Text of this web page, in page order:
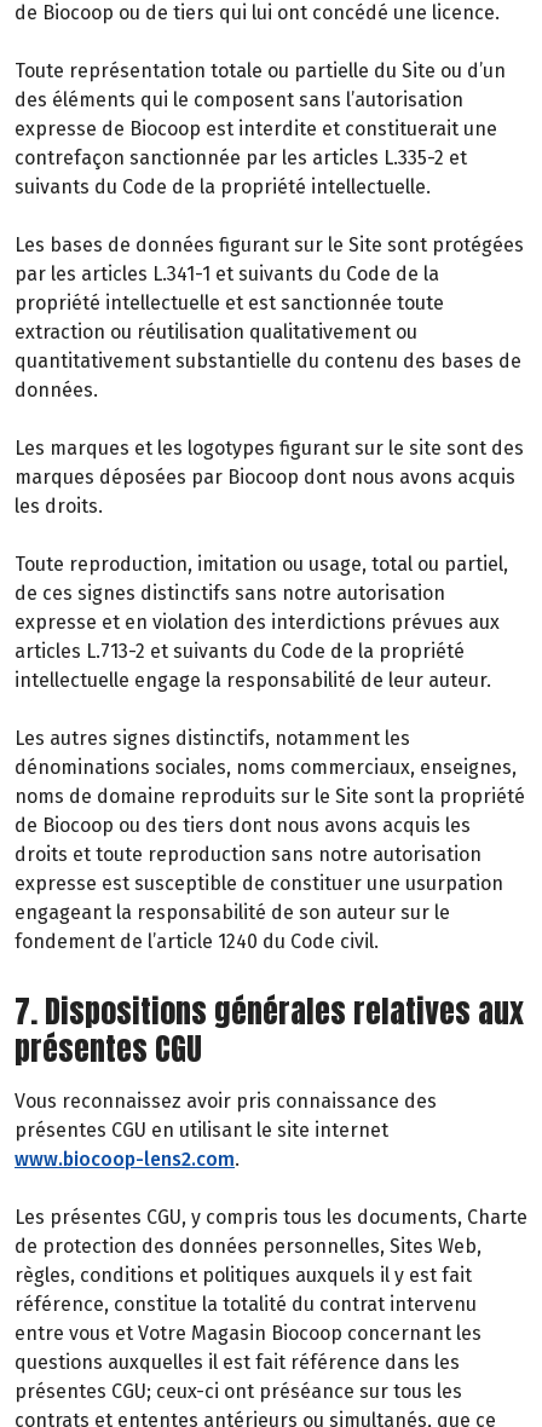
de Biocoop ou de tiers qui lui ont concédé une licence.
Toute représentation totale ou partielle du Site ou d’un
des éléments qui le composent sans l’autorisation
expresse de Biocoop est interdite et constituerait une
contrefaçon sanctionnée par les articles L.335-2 et
suivants du Code de la propriété intellectuelle.
Les bases de données figurant sur le Site sont protégées
par les articles L.341-1 et suivants du Code de la
propriété intellectuelle et est sanctionnée toute
extraction ou réutilisation qualitativement ou
quantitativement substantielle du contenu des bases de
données.
Les marques et les logotypes figurant sur le site sont des
marques déposées par Biocoop dont nous avons acquis
les droits.
Toute reproduction, imitation ou usage, total ou partiel,
de ces signes distinctifs sans notre autorisation
expresse et en violation des interdictions prévues aux
articles L.713-2 et suivants du Code de la propriété
intellectuelle engage la responsabilité de leur auteur.
Les autres signes distinctifs, notamment les
dénominations sociales, noms commerciaux, enseignes,
noms de domaine reproduits sur le Site sont la propriété
de Biocoop ou des tiers dont nous avons acquis les
droits et toute reproduction sans notre autorisation
expresse est susceptible de constituer une usurpation
engageant la responsabilité de son auteur sur le
fondement de l’article 1240 du Code civil.
7. Dispositions générales relatives aux
présentes CGU
Vous reconnaissez avoir pris connaissance des
présentes CGU en utilisant le site internet
www.biocoop-lens2.com.
Les présentes CGU, y compris tous les documents, Charte
de protection des données personnelles, Sites Web,
règles, conditions et politiques auxquels il y est fait
référence, constitue la totalité du contrat intervenu
entre vous et Votre Magasin Biocoop concernant les
questions auxquelles il est fait référence dans les
présentes CGU; ceux-ci ont préséance sur tous les
contrats et ententes antérieurs ou simultanés, que ce